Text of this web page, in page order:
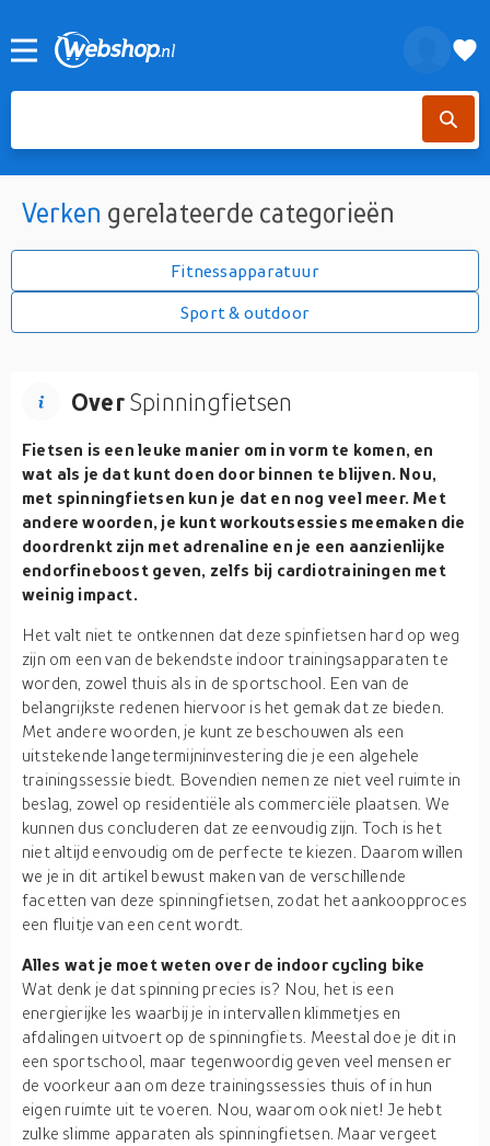
Verken gerelateerde categorieën
Fitnessapparatuur
Sport & outdoor
OverSpinningfietsen
Fietsen is een leuke manier om in vorm te komen, en
wat als je dat kunt doen door binnen te blijven. Nou,
met spinningfietsen kun je dat en nog veel meer. Met
andere woorden, je kunt workoutsessies meemaken die
doordrenkt zijn met adrenaline en je een aanzienlijke
endorfineboost geven, zelfs bij cardiotrainingen met
weinig impact.
Het valt niet te ontkennen dat deze spinfietsen hard op weg
zijn om een van de bekendste indoor trainingsapparaten te
worden, zowel thuis als in de sportschool. Een van de
belangrijkste redenen hiervoor is het gemak dat ze bieden.
Met andere woorden, je kunt ze beschouwen als een
uitstekende langetermijninvestering die je een algehele
trainingssessie biedt. Bovendien nemen ze niet veel ruimte in
beslag, zowel op residentiële als commerciële plaatsen. We
kunnen dus concluderen dat ze eenvoudig zijn. Toch is het
niet altijd eenvoudig om de perfecte te kiezen. Daarom willen
we je in dit artikel bewust maken van de verschillende
facetten van deze spinningfietsen, zodat het aankoopproces
een fluitje van een cent wordt.
Alles wat je moet weten over de indoor cycling bike
Wat denk je dat spinning precies is? Nou, het is een
energierijke les waarbij je in intervallen klimmetjes en
afdalingen uitvoert op de spinningfiets. Meestal doe je dit in
een sportschool, maar tegenwoordig geven veel mensen er
de voorkeur aan om deze trainingssessies thuis of in hun
eigen ruimte uit te voeren. Nou, waarom ook niet! Je hebt
zulke slimme apparaten als spinningfietsen. Maar vergeet